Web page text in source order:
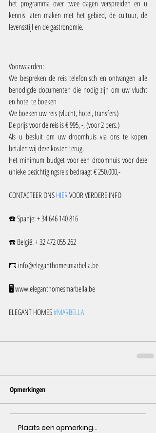
het programma over twee dagen verspreiden en u
kennis laten maken met het gebied, de cultuur, de
levensstijl en de gastronomie.
Voorwaarden:
We bespreken de reis telefonisch en ontvangen alle
benodigde documenten die nodig zijn om uw vlucht
en hotel te boeken
We boeken uw reis (vlucht, hotel, transfers)
De prijs voor de reis is € 995, -, (voor 2 pers.)
Als u besluit om uw droomhuis via ons te kopen
betalen wij deze kosten terug.
Het minimum budget voor een droomhuis voor deze
unieke bezichtigingsreis bedraagt € 250.000,-
CONTACTEER ONS HIER VOOR VERDERE INFO
☎️ Spanje: + 34 646 140 816
☎️ België: + 32 472 055 262
📧 info@eleganthomesmarbella.be
🖥️ www.eleganthomesmarbella.be
ELEGANT HOMES #MARBELLA
Opmerkingen
Plaats een opmerking...